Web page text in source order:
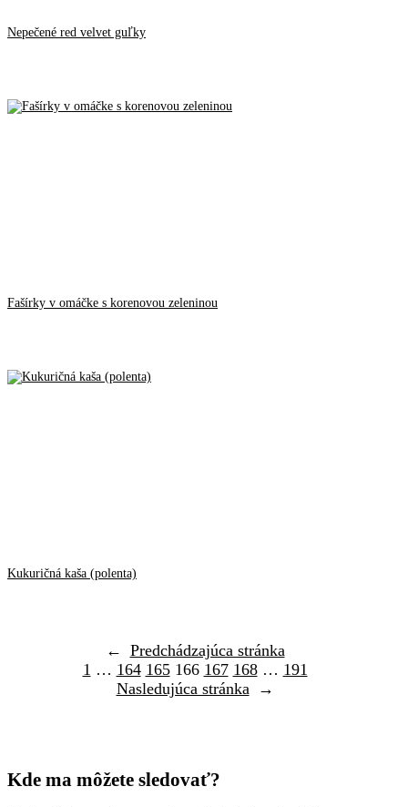
Nepečené red velvet guľky
Fašírky v omáčke s korenovou zeleninou
Kukuričná kaša (polenta)
← Predchádzajúca stránka
1 … 164 165 166 167 168 … 191
Nasledujúca stránka
→
Kde ma môžete sledovať?